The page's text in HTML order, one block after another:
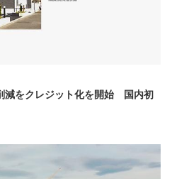
減をクレジット化を開始　国内初